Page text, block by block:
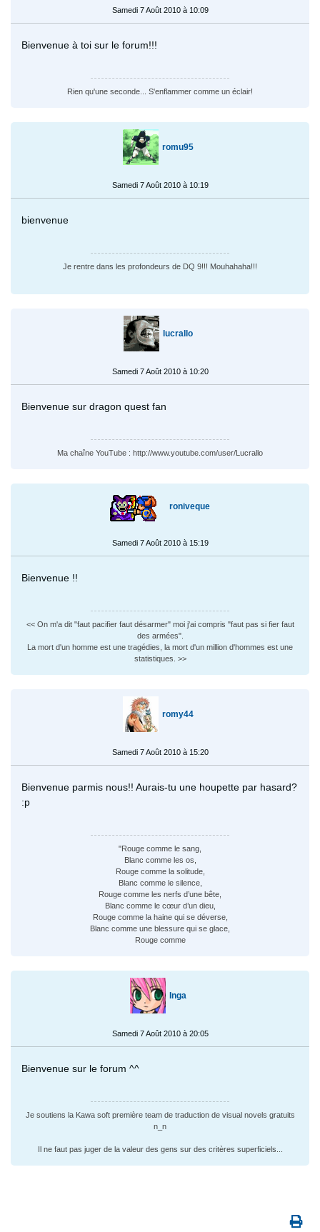
Samedi 7 Août 2010 à 10:09
Bienvenue à toi sur le forum!!!
Rien qu'une seconde... S'enflammer comme un éclair!
romu95
Samedi 7 Août 2010 à 10:19
bienvenue
Je rentre dans les profondeurs de DQ 9!!! Mouhahaha!!!
lucrallo
Samedi 7 Août 2010 à 10:20
Bienvenue sur dragon quest fan
Ma chaîne YouTube : http://www.youtube.com/user/Lucrallo
roniveque
Samedi 7 Août 2010 à 15:19
Bienvenue !!
<< On m'a dit "faut pacifier faut désarmer" moi j'ai compris "faut pas si fier faut
des armées".
La mort d'un homme est une tragédies, la mort d'un million d'hommes est une
statistiques. >>
romy44
Samedi 7 Août 2010 à 15:20
Bienvenue parmis nous!! Aurais-tu une houpette par hasard?
:p
"Rouge comme le sang,
Blanc comme les os,
Rouge comme la solitude,
Blanc comme le silence,
Rouge comme les nerfs d’une bête,
Blanc comme le cœur d’un dieu,
Rouge comme la haine qui se déverse,
Blanc comme une blessure qui se glace,
Rouge comme
Inga
Samedi 7 Août 2010 à 20:05
Bienvenue sur le forum ^^
Je soutiens la Kawa soft première team de traduction de visual novels gratuits
n_n
Il ne faut pas juger de la valeur des gens sur des critères superficiels...